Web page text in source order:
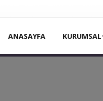
ANASAYFA KURUMSAL